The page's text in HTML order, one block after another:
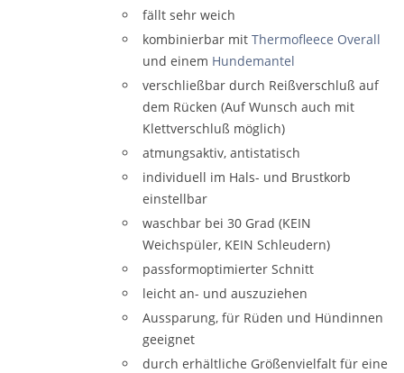
fällt sehr weich
kombinierbar mit Thermofleece Overall
und einem Hundemantel
verschließbar durch Reißverschluß auf
dem Rücken (Auf Wunsch auch mit
Klettverschluß möglich)
atmungsaktiv, antistatisch
individuell im Hals- und Brustkorb
einstellbar
waschbar bei 30 Grad (KEIN
Weichspüler, KEIN Schleudern)
passformoptimierter Schnitt
leicht an- und auszuziehen
Aussparung, für Rüden und Hündinnen
geeignet
durch erhältliche Größenvielfalt für eine